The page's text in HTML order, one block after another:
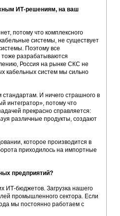
ИТ-решениям, на ваш
потому что комплексного
системы, не существует
Поэтому все
разрабатываются
Россия на рынке СКС не
кабельных систем мы сильно
И ничего страшного в
интегратор», потому что
прекрасно справляется:
различные продукты, создают
которое производится в
приходилось на импортные
предприятий?
ИТ-бюджетов. Загрузка нашего
промышленного сектора. Если
мы постоянно работаем с